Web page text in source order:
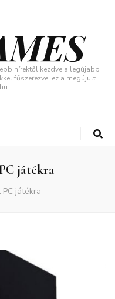
hírektől kezdve a legújabb
fűszerezve, ez a megújult
játékra
játékra